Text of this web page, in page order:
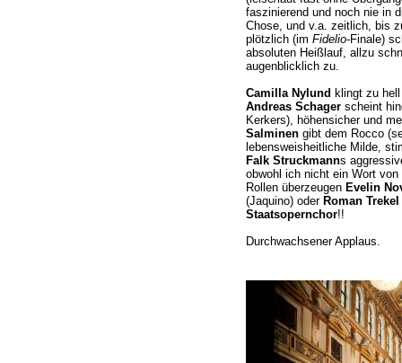
faszinierend und noch nie in
Chose, und v.a. zeitlich, bis
plötzlich (im Fidelio-Finale)
absoluten Heißlauf, allzu
augenblicklich zu.
Camilla Nylund klingt zu
Andreas Schagerscheint
Kerkers), höhensicher und
Salminengibt dem Rocco
lebensweisheitliche Milde,
Falk Struckmanns
obwohl ich nicht ein Wort
Rollen überzeugen Evelin
(Jaquino) oder Roman Trekel
Staatsopernchor!!
Durchwachsener Applaus.